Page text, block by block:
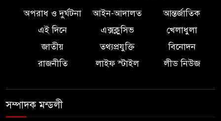
অপরাধ ও দুর্ঘটনা আইন-আদালত
আন্তর্জাতিক
এই দিনে
এক্সক্লুসিভ
খেলাধুলা
জাতীয়
তথ্যপ্রযুক্তি
বিনোদন
রাজনীতি
লাইফ স্টাইল লীড নিউজ
সম্পাদক মন্ডলী